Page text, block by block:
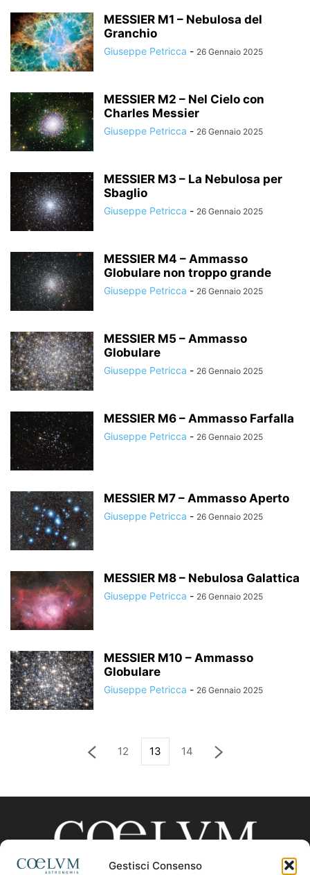
Gestisci Consenso
MESSIER M1 – Nebulosa del
Granchio
Giuseppe Petricca - 26 Gennaio 2025
MESSIER M2 – Nel Cielo con
Charles Messier
Giuseppe Petricca - 26 Gennaio 2025
MESSIER M3 – La Nebulosa per
Sbaglio
Giuseppe Petricca - 26 Gennaio 2025
MESSIER M4 – Ammasso
Globulare non troppo grande
Giuseppe Petricca - 26 Gennaio 2025
MESSIER M5 – Ammasso
Globulare
Giuseppe Petricca - 26 Gennaio 2025
MESSIER M6 – Ammasso Farfalla
Giuseppe Petricca - 26 Gennaio 2025
MESSIER M7 – Ammasso Aperto
Giuseppe Petricca - 26 Gennaio 2025
MESSIER M8 – Nebulosa Galattica
Giuseppe Petricca - 26 Gennaio 2025
MESSIER M10 – Ammasso
Globulare
Giuseppe Petricca - 26 Gennaio 2025
12 13 14